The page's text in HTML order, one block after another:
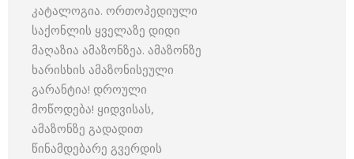
კატალოგია. ორთოპედიული
საქონლის ყველაზე დიდი
მაღაზია ამაზონზეა. ამაზონზე
ხარისხის ამაზონისეული
გარანტია! დროული
მოწოდება! ყიდვისას,
ამაზონზე გადადით
წინამდებარე გვერდის